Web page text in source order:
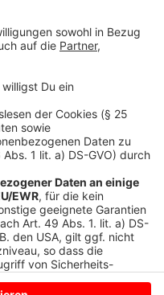
nun Gegenstand der
nimmt die Polizei
50 entgegen. Vor
Brandserie am